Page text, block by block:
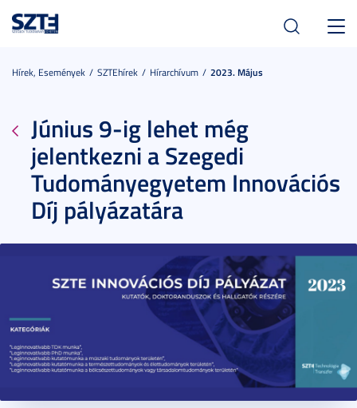
Hírek, Események SZTEhírek Hírarchívum 2023. Május
Június 9-ig lehet még
jelentkezni a Szegedi
Tudományegyetem Innovációs
Díj pályázatára